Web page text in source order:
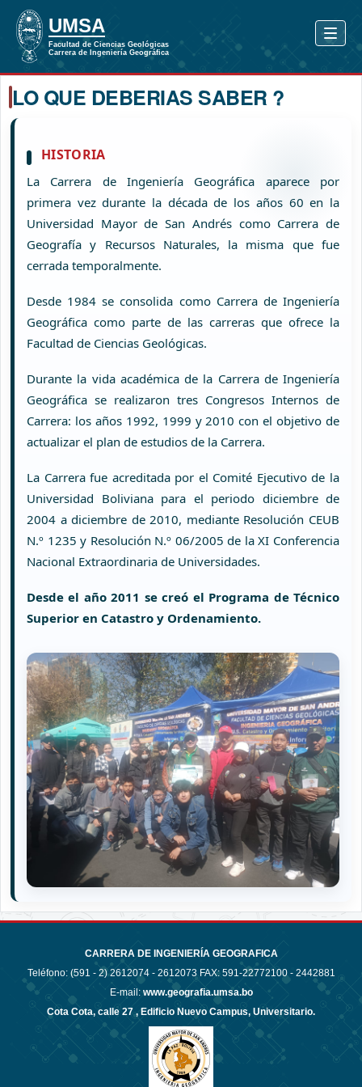
LO QUE DEBERIAS SABER ?
HISTORIA
La Carrera de Ingeniería Geográfica aparece por
primera vez durante la década de los años 60 en la
Universidad Mayor de San Andrés como Carrera de
Geografía y Recursos Naturales, la misma que fue
cerrada temporalmente.
Desde 1984 se consolida como Carrera de Ingeniería
Geográfica como parte de las carreras que ofrece la
Facultad de Ciencias Geológicas.
Durante la vida académica de la Carrera de Ingeniería
Geográfica se realizaron tres Congresos Internos de
Carrera: los años 1992, 1999 y 2010 con el objetivo de
actualizar el plan de estudios de la Carrera.
La Carrera fue acreditada por el Comité Ejecutivo de la
Universidad Boliviana para el periodo diciembre de
2004 a diciembre de 2010, mediante Resolución CEUB
N.º 1235 y Resolución N.º 06/2005 de la XI Conferencia
Nacional Extraordinaria de Universidades.
Desde el año 2011 se creó el Programa de Técnico
Superior en Catastro y Ordenamiento.
CARRERA DE INGENIERÍA GEOGRAFICA
Teléfono: (591 - 2) 2612074 - 2612073 FAX: 591-22772100 - 2442881
E-mail: www.geografia.umsa.bo
Cota Cota, calle 27 , Edificio Nuevo Campus, Universitario.